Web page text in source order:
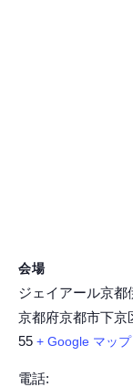
会場
ジェイアール京都
京都府京都市下京
55 + Google マップ
電話: